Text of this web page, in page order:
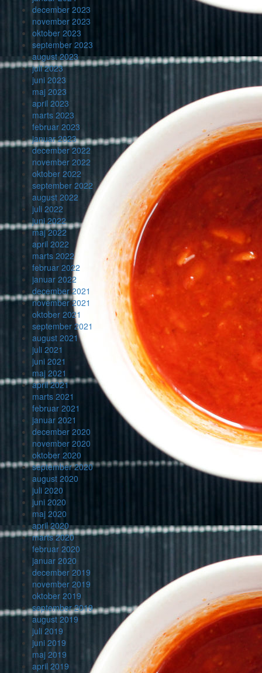
december 2023
november 2023
oktober 2023
september 2023
august 2023
juli 2023
juni 2023
maj 2023
april 2023
marts 2023
februar 2023
januar 2023
december 2022
november 2022
oktober 2022
september 2022
august 2022
juli 2022
juni 2022
maj 2022
april 2022
marts 2022
februar 2022
januar 2022
december 2021
november 2021
oktober 2021
september 2021
august 2021
juli 2021
juni 2021
maj 2021
april 2021
marts 2021
februar 2021
januar 2021
december 2020
november 2020
oktober 2020
september 2020
august 2020
juli 2020
juni 2020
maj 2020
april 2020
marts 2020
februar 2020
januar 2020
december 2019
november 2019
oktober 2019
september 2019
august 2019
juli 2019
juni 2019
maj 2019
april 2019